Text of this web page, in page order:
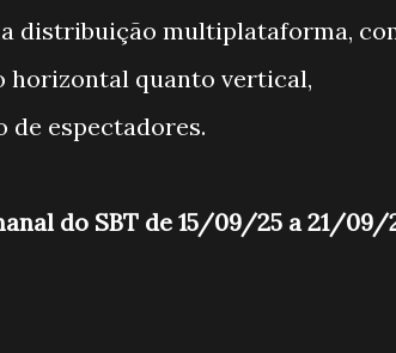
distribuição multiplataforma,
horizontal quanto vertical,
de espectadores.
do SBT de 15/09/25 a 21/09/